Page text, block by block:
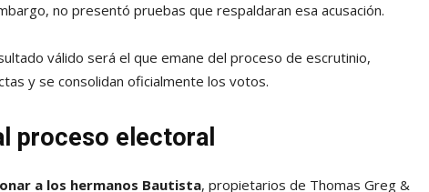
no presentó pruebas que respaldaran esa acusación.
válido será el que emane del proceso de escrutinio,
y se consolidan oficialmente los votos.
proceso electoral
a los hermanos Bautista, propietarios de Thomas Greg &